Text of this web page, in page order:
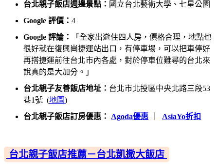
台北親子飯店週邊景點： 國立台北藝術大學、七星公園
Google 評價： 4
Google 評論：
「全家出遊住四人房，價格合理，地點也
很好就在復興崗捷運站出口，有停車場，可以把車停好
再搭捷運前往台北市內各處，對於停車位難尋的台北來
說真的是大加分。」
台北親子友善飯店地址： 台北市北投區中央北路三段53
巷1號 (地圖)
台北親子飯店訂房優惠：
Agoda優惠 AsiaYo折扣
台北親子飯店推薦－台北凱撒大飯店